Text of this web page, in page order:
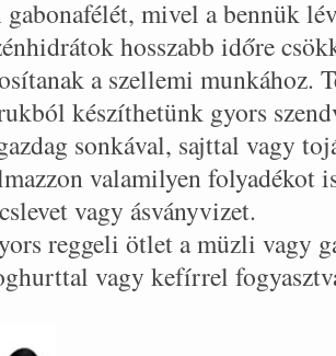
mivel a bennük
hosszabb időre
a szellemi munkához.
készíthetünk gyors
sonkával, sajttal vagy
valamilyen folyadékot
vagy ásványvizet.
reggeli ötlet a müzli vagy
vagy kefírrel